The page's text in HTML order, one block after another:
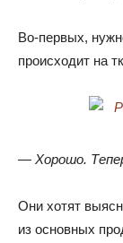
Во-первых,
происходит на
— Хорошо.
Они хотят
из основных